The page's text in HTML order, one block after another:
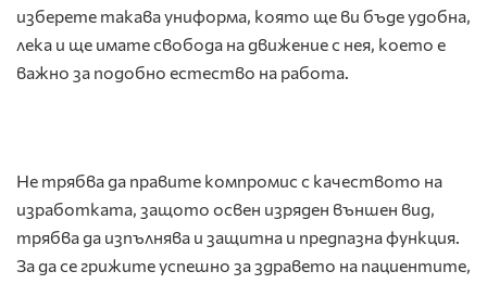
изберете такава униформа, която ще ви бъде удобна,
лека и ще имате свобода на движение с нея, което е
важно за подобно естество на работа.
Не трябва да правите компромис с качеството на
изработката, защото освен изряден външен вид,
трябва да изпълнява и защитна и предпазна функция.
За да се грижите успешно за здравето на пациентите,